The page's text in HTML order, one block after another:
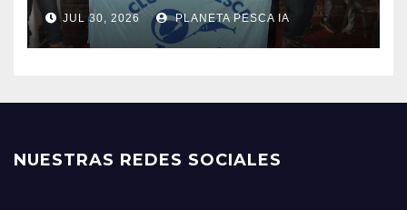
JUL 30, 2026 PLANETA PESCA IA
NUESTRAS REDES SOCIALES